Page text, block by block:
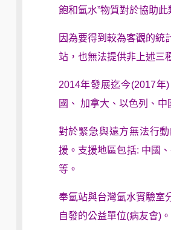
飽和氫水”物質對於協助
因為要得到較為客觀的統
站，也無法提供非上述三
2014年發展迄今(2017
國、 加拿大、以色列、
對於緊急與遠方無法行
援。支援地區包括: 中國
等。
奉氫站與台灣氫水實驗室
自發的公益單位(病友會)